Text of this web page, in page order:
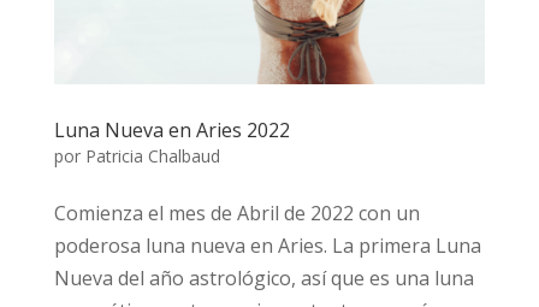
Luna Nueva en Aries 2022
por Patricia Chalbaud
Comienza el mes de Abril de 2022 con un
poderosa luna nueva en Aries. La primera Luna
Nueva del año astrológico, así que es una luna